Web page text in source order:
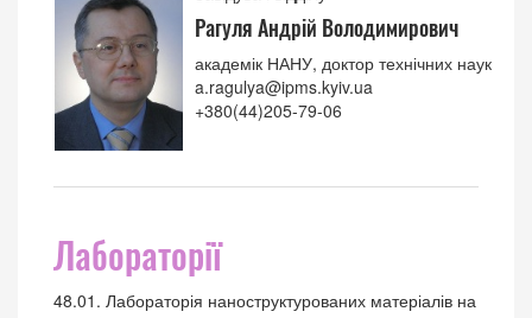
Рагуля Андрій Володимирович
академік НАНУ, доктор технічних наук
a.ragulya@ipms.kyiv.ua
+380(44)205-79-06
Лабораторії
48.01. Лабораторія наноструктурованих матеріалів на